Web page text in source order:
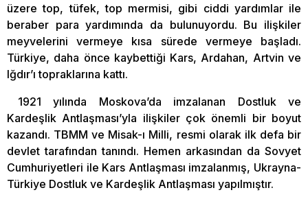
üzere top, tüfek, top mermisi, gibi ciddi yardımlar ile
beraber para yardımında da bulunuyordu. Bu ilişkiler
meyvelerini vermeye kısa sürede vermeye başladı.
Türkiye, daha önce kaybettiği Kars, Ardahan, Artvin ve
Iğdır’ı topraklarına kattı.
1921 yılında Moskova’da imzalanan Dostluk ve
Kardeşlik Antlaşması’yla ilişkiler çok önemli bir boyut
kazandı. TBMM ve Misak-ı Milli, resmi olarak ilk defa bir
devlet tarafından tanındı. Hemen arkasından da Sovyet
Cumhuriyetleri ile Kars Antlaşması imzalanmış, Ukrayna-
Türkiye Dostluk ve Kardeşlik Antlaşması yapılmıştır.